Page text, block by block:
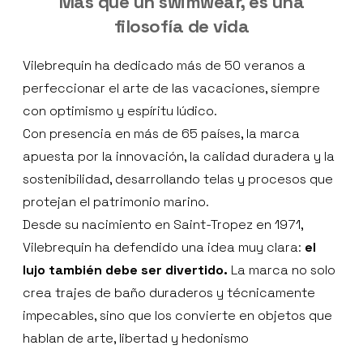
filosofía de vida
Vilebrequin ha dedicado más de 50 veranos a
perfeccionar el arte de las vacaciones, siempre
con optimismo y espíritu lúdico.
Con presencia en más de 65 países, la marca
apuesta por la innovación, la calidad duradera y la
sostenibilidad, desarrollando telas y procesos que
protejan el patrimonio marino.
Desde su nacimiento en Saint-Tropez en 1971,
Vilebrequin ha defendido una idea muy clara: el
lujo también debe ser divertido. La marca no solo
crea trajes de baño duraderos y técnicamente
impecables, sino que los convierte en objetos que
hablan de arte, libertad y hedonismo